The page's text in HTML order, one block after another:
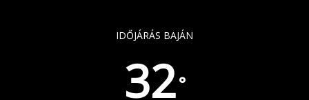
IDŐJÁRÁS BAJÁN
32°